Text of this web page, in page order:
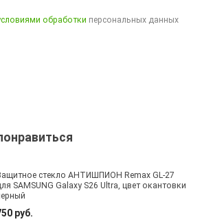
обработки персональных данных
стекло АНТИШПИОН Remax GL-27
SAMSUNG Galaxy S26 Ultra, цвет окантовки
руб.